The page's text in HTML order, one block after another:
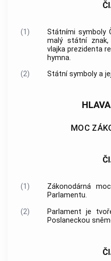
(1)
Státními symboly
malý státní
vlajka prezidenta
hymna.
(2)
Státní symboly a
MOC
(1)
Zákonodárná
Parlamentu.
(2)
Parlament je
Poslaneckou